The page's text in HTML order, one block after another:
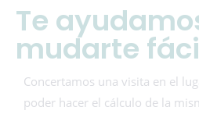
Te
mudarte
Concertamos una visita en el
poder hacer el cálculo de la